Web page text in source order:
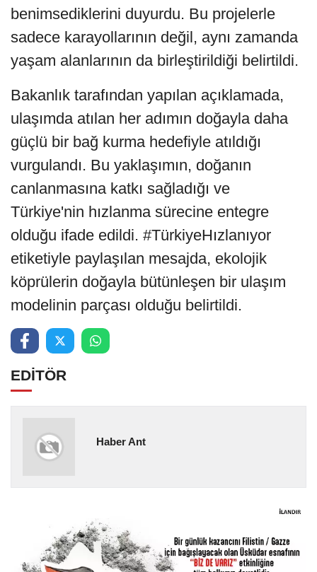
benimsediklerini duyurdu. Bu projelerle
sadece karayollarının değil, aynı zamanda
yaşam alanlarının da birleştirildiği belirtildi.
Bakanlık tarafından yapılan açıklamada,
ulaşımda atılan her adımın doğayla daha
güçlü bir bağ kurma hedefiyle atıldığı
vurgulandı. Bu yaklaşımın, doğanın
canlanmasına katkı sağladığı ve
Türkiye'nin hızlanma sürecine entegre
olduğu ifade edildi. #TürkiyeHızlanıyor
etiketiyle paylaşılan mesajda, ekolojik
köprülerin doğayla bütünleşen bir ulaşım
modelinin parçası olduğu belirtildi.
EDİTÖR
Haber Ant